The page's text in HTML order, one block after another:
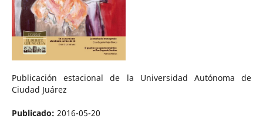
Publicación estacional de la Universidad Autónoma de
Ciudad Juárez
Publicado: 2016-05-20